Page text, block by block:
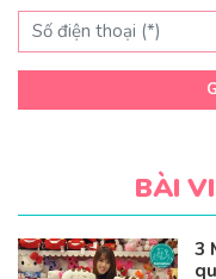
BÀI
3